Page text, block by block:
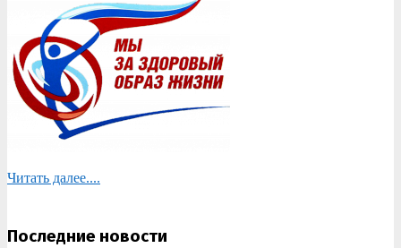
Читать далее....
Последние новости